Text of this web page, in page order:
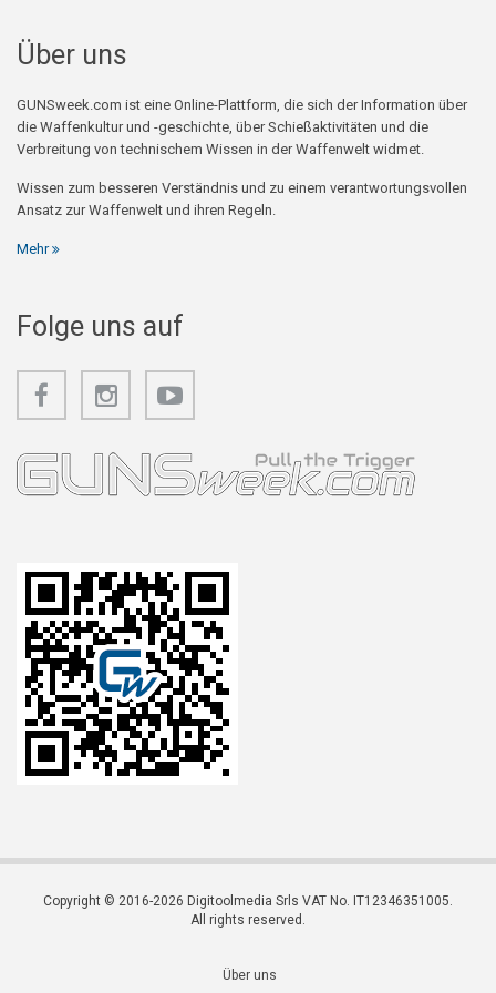
Über uns
GUNSweek.com ist eine Online-Plattform, die sich der Information über
die Waffenkultur und -geschichte, über Schießaktivitäten und die
Verbreitung von technischem Wissen in der Waffenwelt widmet.
Wissen zum besseren Verständnis und zu einem verantwortungsvollen
Ansatz zur Waffenwelt und ihren Regeln.
Mehr
Folge uns auf
Copyright © 2016-2026 Digitoolmedia Srls VAT No. IT12346351005.
All rights reserved.
Über uns